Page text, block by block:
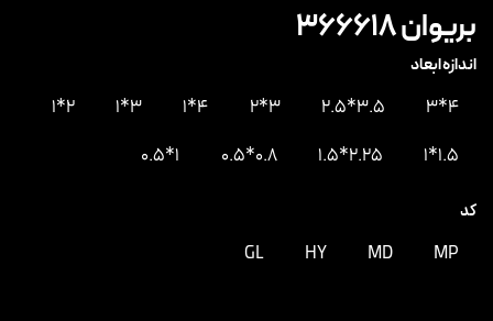
بریوان ۳۶۶۶۱۸
اندازه ابعاد
4*3
3.5*2.5
3*2
4*1
3*1
2*1
1.5*1
2.25*1.5
0.8*0.5
1*0.5
کد
MP
MD
HY
GL